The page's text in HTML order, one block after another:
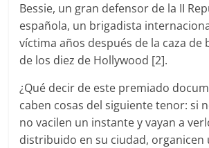
Bessie, un gran defensor de la II
española, un brigadista
víctima años después de la caza de
de los diez de Hollywood [2].
¿Qué decir de este premiado
caben cosas del siguiente tenor: si
no vacilen un instante y vayan a
distribuido en su ciudad, organicen